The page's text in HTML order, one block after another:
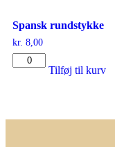
Spansk rundstykke
kr. 8,00
Tilføj til kurv